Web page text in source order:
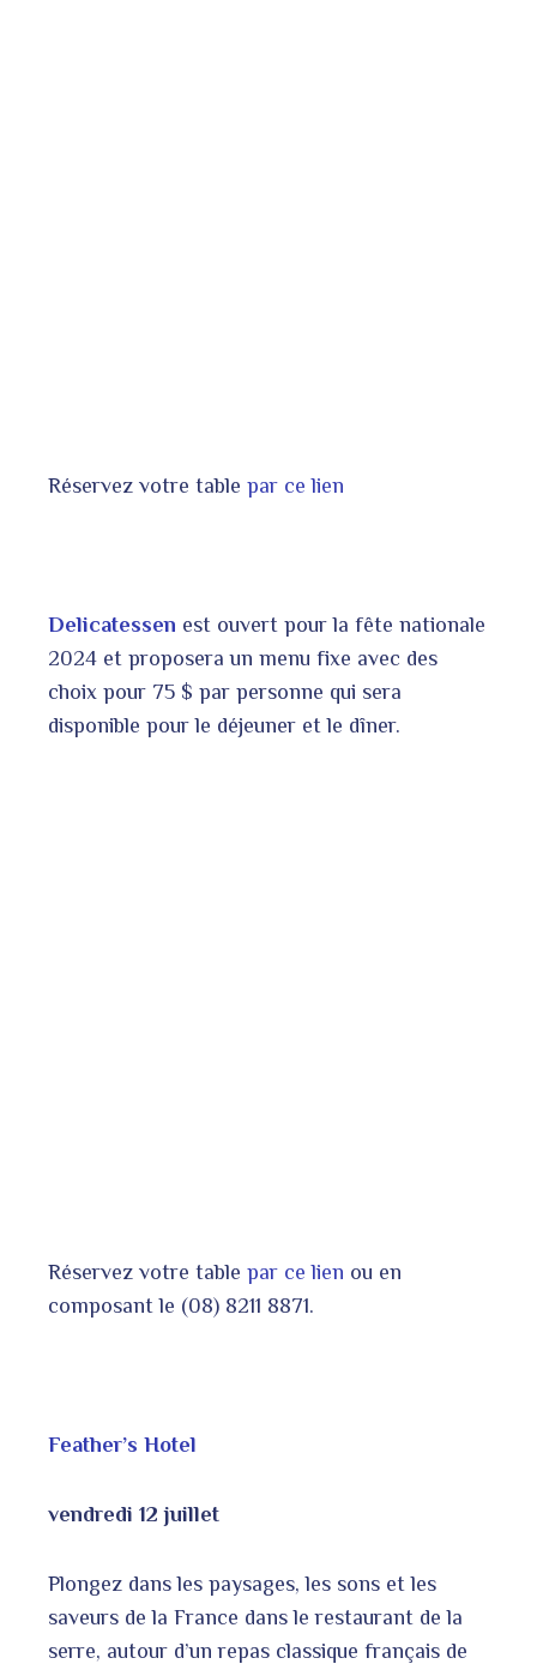
Réservez votre table par ce lien
Delicatessen est ouvert pour la fête nationale
2024 et proposera un menu fixe avec des
choix pour 75 $ par personne qui sera
disponible pour le déjeuner et le dîner.
Réservez votre table par ce lien ou en
composant le (08) 8211 8871.
Feather’s Hotel
vendredi 12 juillet
Plongez dans les paysages, les sons et les
saveurs de la France dans le restaurant de la
serre, autour d’un repas classique français de